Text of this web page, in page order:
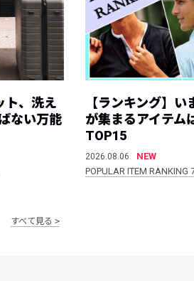
ト、洗え
ない万能
【ランキング】
が集まるアイテム
TOP15
2026.08.06
NEW
POPULAR ITEM
すべて見る